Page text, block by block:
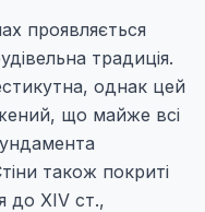
проявляється
традиція.
однак цей
що майже всі
також покриті
до ХІV ст.,